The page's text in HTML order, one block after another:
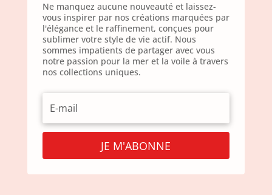
Ne manquez aucune nouveauté et laissez-
vous inspirer par nos créations marquées par
l'élégance et le raffinement, conçues pour
sublimer votre style de vie actif. Nous
sommes impatients de partager avec vous
notre passion pour la mer et la voile à travers
nos collections uniques.
JE M'ABONNE